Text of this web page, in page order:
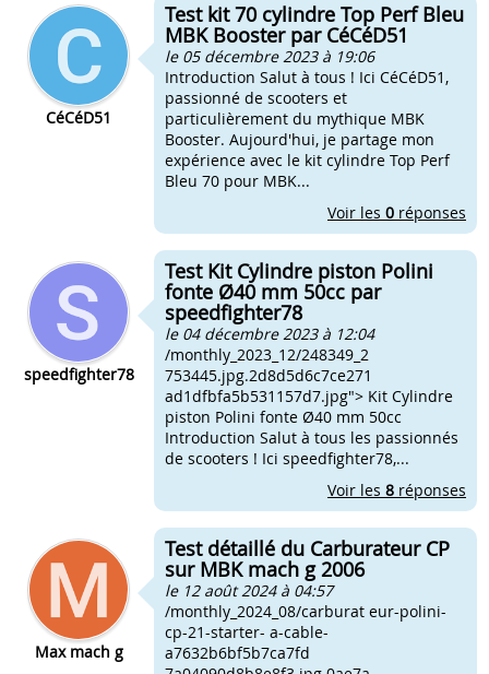
CéCéD51
Test kit 70 cylindre Top Perf Bleu
MBK Booster par CéCéD51
le 05 décembre 2023 à 19:06
Introduction Salut à tous ! Ici CéCéD51,
passionné de scooters et
particulièrement du mythique MBK
Booster. Aujourd'hui, je partage mon
expérience avec le kit cylindre Top Perf
Bleu 70 pour MBK...
Voir les 0 réponses
speedfighter78
Test Kit Cylindre piston Polini
fonte Ø40 mm 50cc par
speedfighter78
le 04 décembre 2023 à 12:04
/monthly_2023_12/248349_2
753445.jpg.2d8d5d6c7ce271
ad1dfbfa5b531157d7.jpg"> Kit Cylindre
piston Polini fonte Ø40 mm 50cc
Introduction Salut à tous les passionnés
de scooters ! Ici speedfighter78,...
Voir les 8 réponses
Max mach g
Test détaillé du Carburateur CP
sur MBK mach g 2006
le 12 août 2024 à 04:57
/monthly_2024_08/carburat eur-polini-
cp-21-starter- a-cable-
a7632b6bf5b7ca7fd